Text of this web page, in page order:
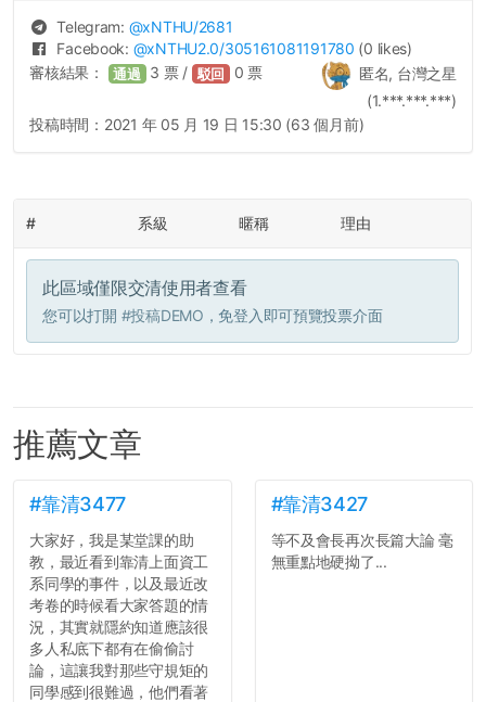
Telegram: @xNTHU/2681
Facebook: @xNTHU2.0/305161081191780 (0 likes)
匿名, 台灣之星
(1.***.***.***)
審核結果： 通過 3 票 / 駁回 0 票
投稿時間： 2021 年 05 月 19 日 15:30 (63 個月前)
# 系級 暱稱 理由
此區域僅限交清使用者查看
您可以打開 #投稿DEMO ，免登入即可預覽投票介面
推薦文章
#靠清3477
大家好，我是某堂課的助
教，最近看到靠清上面資工
系同學的事件，以及最近改
考卷的時候看大家答題的情
況，其實就隱約知道應該很
多人私底下都有在偷偷討
論，這讓我對那些守規矩的
同學感到很難過，他們看著
#靠清3427
等不及會長再次長篇大論 毫
無重點地硬拗了...